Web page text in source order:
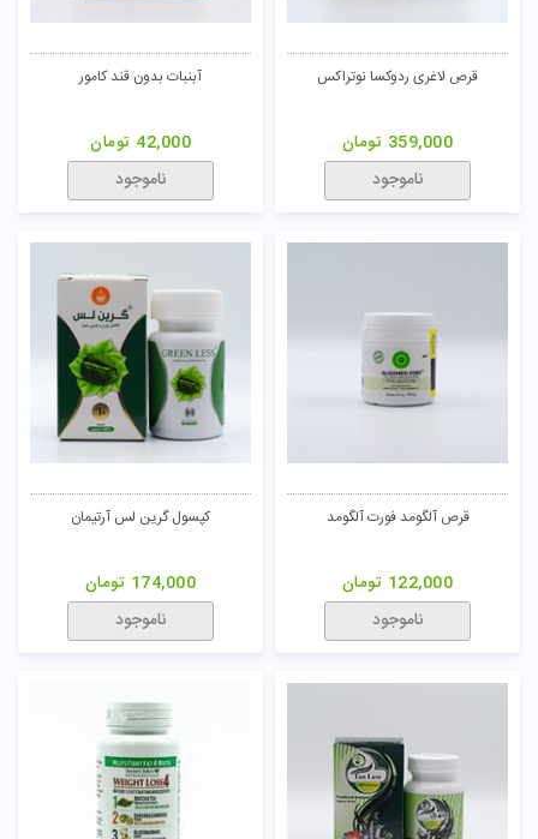
قرص لاغری ردوکسا نوتراکس
359,000 تومان
ناموجود
آبنبات بدون قند کامور
42,000 تومان
ناموجود
قرص آلگومد فورت آلگومد
122,000 تومان
ناموجود
کپسول گرین لس آرتیمان
174,000 تومان
ناموجود